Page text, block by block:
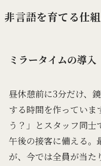
非言語を育てる仕
ミラータイムの導入
昼休憩前に3分だけ、
する時間を作ってい
う？」とスタッフ同士
午後の接客に備える。
が、今では全員が当た